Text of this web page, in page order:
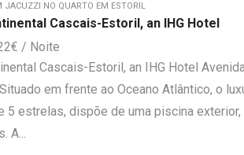
JACUZZI NO QUARTO EM ESTORIL
Cascais-Estoril, an IHG Hotel
€
Cascais-Estoril, an IHG Hotel
em frente ao Oceano Atlântico, o
5 estrelas, dispõe de uma piscina
A...